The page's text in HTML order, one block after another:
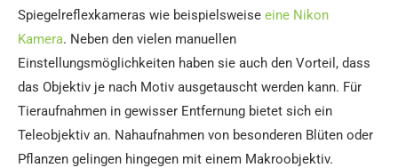
Spiegelreflexkameras wie beispielsweise eine Nikon
Kamera. Neben den vielen manuellen
Einstellungsmöglichkeiten haben sie auch den Vorteil, dass
das Objektiv je nach Motiv ausgetauscht werden kann. Für
Tieraufnahmen in gewisser Entfernung bietet sich ein
Teleobjektiv an. Nahaufnahmen von besonderen Blüten oder
Pflanzen gelingen hingegen mit einem Makroobjektiv.